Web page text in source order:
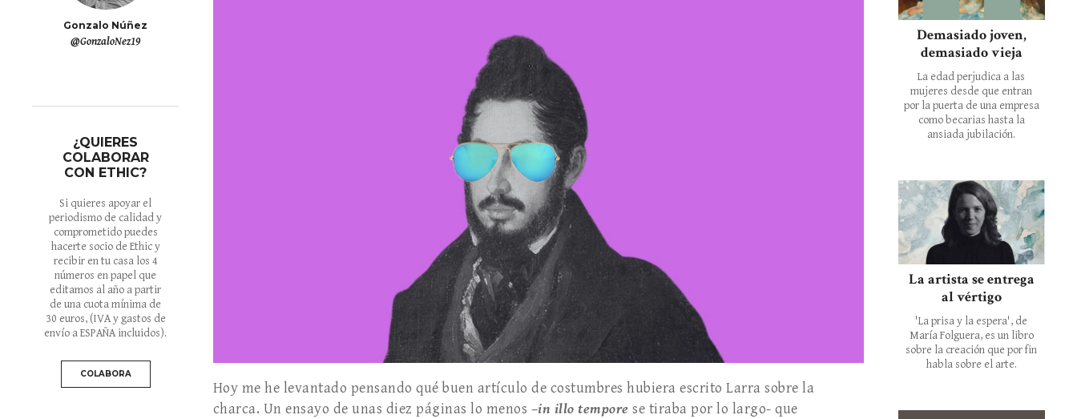
Gonzalo Núñez
@GonzaloNez19
¿QUIERES
COLABORAR
CON ETHIC?
Si quieres apoyar el
periodismo de calidad y
comprometido puedes
hacerte socio de Ethic y
recibir en tu casa los 4
números en papel que
editamos al año a partir
de una cuota mínima de
30 euros, (IVA y gastos de
envío a ESPAÑA incluidos).
COLABORA
Hoy me he levantado pensando qué buen artículo de costumbres hubiera escrito Larra sobre la
charca. Un ensayo de unas diez páginas lo menos –in illo tempore se tiraba por lo largo- que
Demasiado joven,
demasiado vieja
La edad perjudica a las
mujeres desde que entran
por la puerta de una empresa
como becarias hasta la
ansiada jubilación.
La artista se entrega
al vértigo
'La prisa y la espera', de
María Folguera, es un libro
sobre la creación que por fin
habla sobre el arte.